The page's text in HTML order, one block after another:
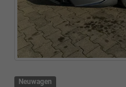
Neuwagen